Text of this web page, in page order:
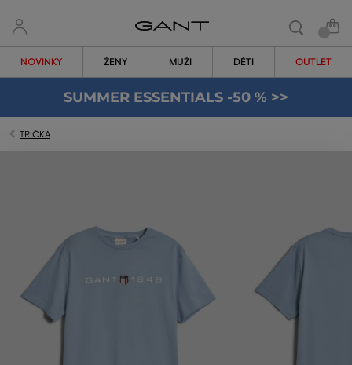
NOVINKY ŽENY MUŽI DĚTI OUTLET
SUMMER ESSENTIALS -50 % >>
TRIČKA